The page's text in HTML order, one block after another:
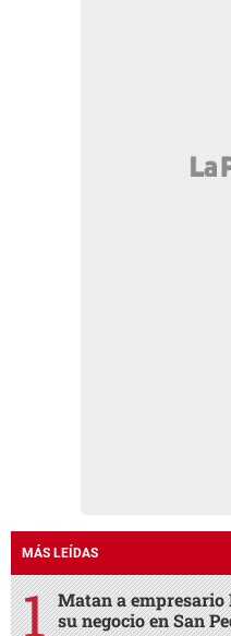
MÁS LEÍDAS
Matan a empresario
su negocio en San